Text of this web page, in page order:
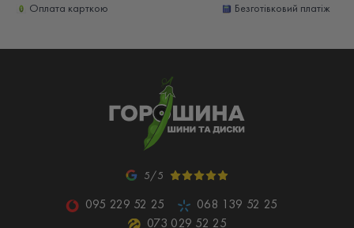
Оплата карткою
Безготівковий платіж
5/5
095 229 52 25
068 139 52 25
073 029 52 25